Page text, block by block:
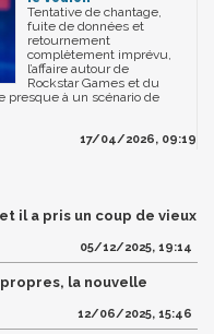
Tentative de chantage,
fuite de données et
retournement
complètement imprévu,
l’affaire autour de
Rockstar Games et du
presque à un scénario de
17/04/2026, 09:19
il a pris un coup de vieux
05/12/2025, 19:14
la nouvelle
12/06/2025, 15:46